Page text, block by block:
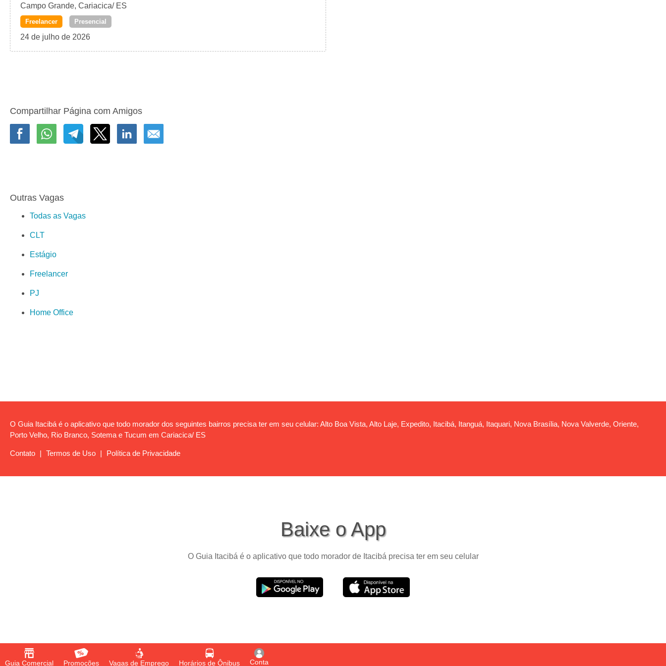
Guia Comercial Promoções Vagas de Emprego Horários de Ônibus Conta
Campo Grande, Cariacica/ ES
Freelancer Presencial
24 de julho de 2026
Compartilhar Página com Amigos
Outras Vagas
Todas as Vagas
CLT
Estágio
Freelancer
PJ
Home Office
O Guia Itacibá é o aplicativo que todo morador dos seguintes bairros precisa ter em seu celular: Alto Boa Vista, Alto Laje, Expedito, Itacibá, Itanguá, Itaquari, Nova Brasília, Nova Valverde, Oriente,
Porto Velho, Rio Branco, Sotema e Tucum em Cariacica/ ES
Contato | Termos de Uso | Política de Privacidade
Baixe o App
O Guia Itacibá é o aplicativo que todo morador de Itacibá precisa ter em seu celular